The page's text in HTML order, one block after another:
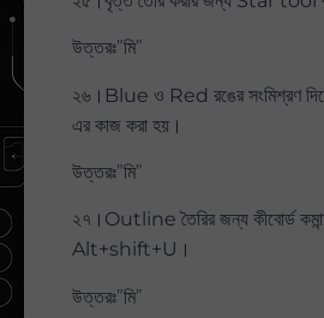
উত্তরঃ”মি”
২৬।Blue ও Red রঙের সংমিশ্রণ
এর কাজ করা হয়।
উত্তরঃ”মি”
২৭।Outline তৈরির জন্য কীবোর্ড
Alt+shift+U।
উত্তরঃ”মি”